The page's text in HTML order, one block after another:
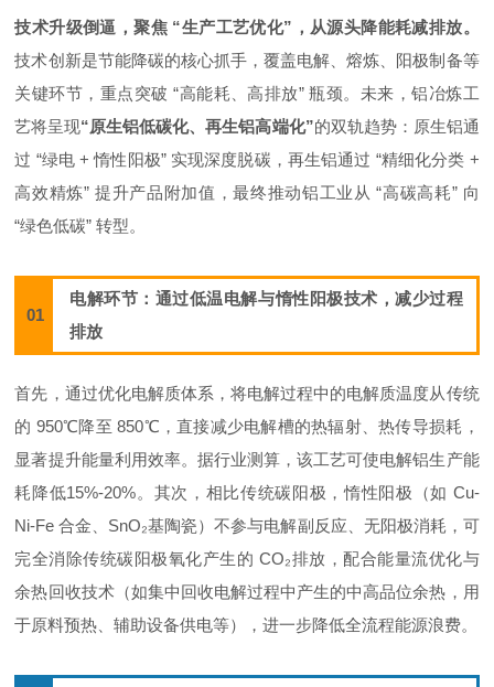
技术升级倒逼，聚焦 “生产工艺优化”，从源头降能耗减排放。
技术创新是节能降碳的核心抓手，覆盖电解、熔炼、阳极制备等
关键环节，重点突破 “高能耗、高排放” 瓶颈。未来，铝冶炼工
艺将呈现“原生铝低碳化、再生铝高端化”的双轨趋势：原生铝通
过 “绿电 + 惰性阳极” 实现深度脱碳，再生铝通过 “精细化分类 +
高效精炼” 提升产品附加值，最终推动铝工业从 “高碳高耗” 向
“绿色低碳” 转型。
01
电解环节： 通过低温电解与惰性阳极技术，减少过程
排放
首先，通过优化电解质体系，将电解过程中的电解质温度从传统
的 950℃降至 850℃，直接减少电解槽的热辐射、热传导损耗，
显著提升能量利用效率。据行业测算，该工艺可使电解铝生产能
耗降低15%-20%。其次，相比传统碳阳极，惰性阳极（如 Cu-
Ni-Fe 合金、SnO₂基陶瓷）不参与电解副反应、无阳极消耗，可
完全消除传统碳阳极氧化产生的 CO₂排放，配合能量流优化与
余热回收技术（如集中回收电解过程中产生的中高品位余热，用
于原料预热、辅助设备供电等），进一步降低全流程能源浪费。